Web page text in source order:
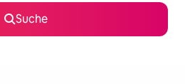
Suche